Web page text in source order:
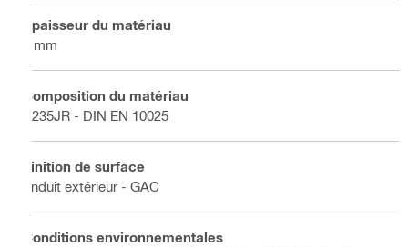
Épaisseur du matériau
2 mm
Composition du matériau
S235JR - DIN EN 10025
Finition de surface
Enduit extérieur - GAC
Conditions environnementales